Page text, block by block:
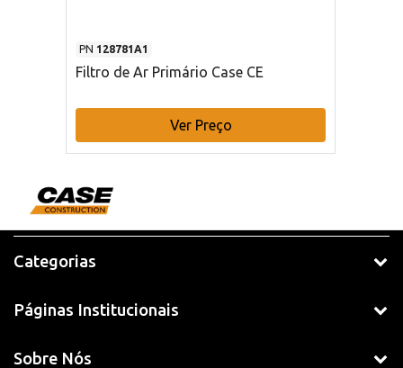
PN 128781A1
Filtro de Ar Primário Case CE
Ver Preço
Categorias
Páginas Institucionais
Sobre Nós